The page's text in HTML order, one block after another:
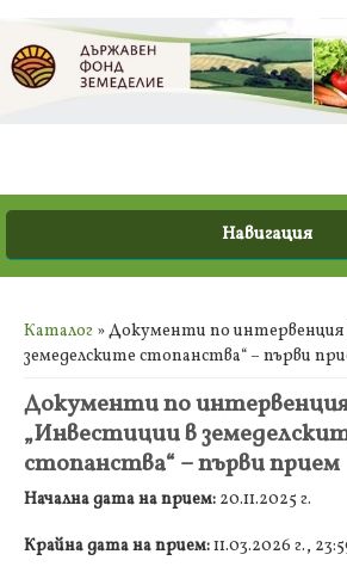
Вие сте тук
Каталог » Документи по интервенция
земеделските стопанства“ – първи
Документи по интервенция
„Инвестиции в
стопанства“ – първи прием
Начална дата на прием: 20.11.2025 г.
Крайна дата на прием:11.03.2026 г.,